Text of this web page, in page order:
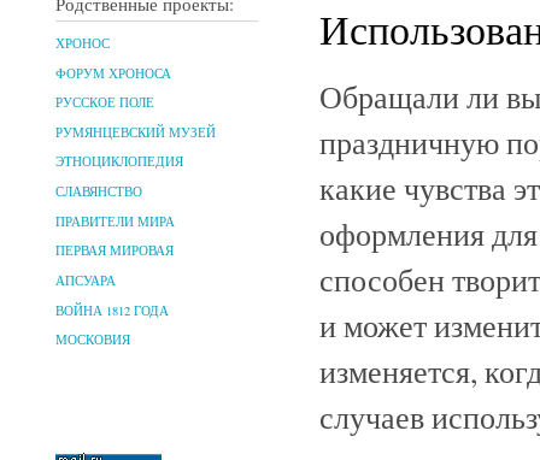
ХРОНОС
ФОРУМ ХРОНОСА
РУССКОЕ ПОЛЕ
РУМЯНЦЕВСКИЙ МУЗЕЙ
ЭТНОЦИКЛОПЕДИЯ
СЛАВЯНСТВО
ПРАВИТЕЛИ МИРА
ПЕРВАЯ МИРОВАЯ
АПСУАРА
ВОЙНА 1812 ГОДА
МОСКОВИЯ
Обращали ли вы
праздничную
какие чувства
оформления
способен
и может
изменяется,
случаев